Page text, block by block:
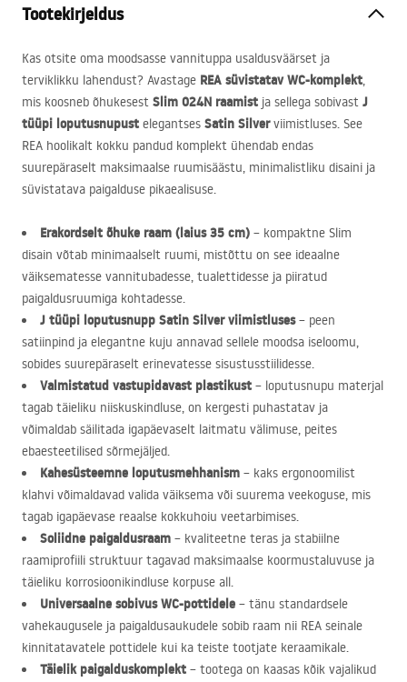
Tootekirjeldus
Kas otsite oma moodsasse vannituppa usaldusväärset ja
terviklikku lahendust? Avastage REA süvistatav WC-komplekt,
mis koosneb õhukesest Slim 024N raamist ja sellega sobivast J
tüüpi loputusnupust elegantses Satin Silverviimistluses. See
REA hoolikalt kokku pandud komplekt ühendab endas
suurepäraselt maksimaalse ruumisäästu, minimalistliku disaini ja
süvistatava paigalduse pikaealisuse.
Erakordselt õhuke raam (laius 35 cm) – kompaktne Slim
disain võtab minimaalselt ruumi, mistõttu on see ideaalne
väiksematesse vannitubadesse, tualettidesse ja piiratud
paigaldusruumiga kohtadesse.
J tüüpi loputusnupp Satin Silver viimistluses– peen
satiinpind ja elegantne kuju annavad sellele moodsa iseloomu,
sobides suurepäraselt erinevatesse sisustusstiilidesse.
Valmistatud vastupidavast plastikust – loputusnupu materjal
tagab täieliku niiskuskindluse, on kergesti puhastatav ja
võimaldab säilitada igapäevaselt laitmatu välimuse, peites
ebaesteetilised sõrmejäljed.
Kahesüsteemne loputusmehhanism – kaks ergonoomilist
klahvi võimaldavad valida väiksema või suurema veekoguse, mis
tagab igapäevase reaalse kokkuhoiu veetarbimises.
Soliidne paigaldusraam – kvaliteetne teras ja stabiilne
raamiprofiili struktuur tagavad maksimaalse koormustaluvuse ja
täieliku korrosioonikindluse korpuse all.
Universaalne sobivus WC-pottidele – tänu standardsele
vahekaugusele ja paigaldusaukudele sobib raam nii REA seinale
kinnitatavatele pottidele kui ka teiste tootjate keraamikale.
Täielik paigalduskomplekt – tootega on kaasas kõik vajalikud